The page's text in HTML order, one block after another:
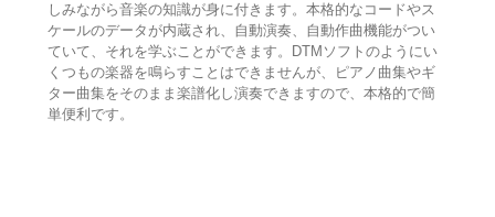
しみながら音楽の知識が身に付きます。本格的なコードやス
ケールのデータが内蔵され、自動演奏、自動作曲機能がつい
ていて、それを学ぶことができます。DTMソフトのようにい
くつもの楽器を鳴らすことはできませんが、ピアノ曲集やギ
ター曲集をそのまま楽譜化し演奏できますので、本格的で簡
単便利です。